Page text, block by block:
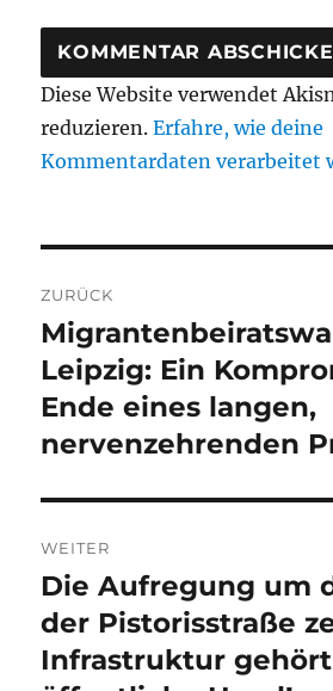
Diese Website verwendet
reduzieren.Erfahre, wie deine
Kommentardaten verarbeitet
ZURÜCK
Vorheriger
Beitrag:
Leipzig: Ein
Ende eines langen,
nervenzehrenden
WEITER
Nächster
Beitrag:
Die Aufregung um
der Pistorisstraße
Infrastruktur